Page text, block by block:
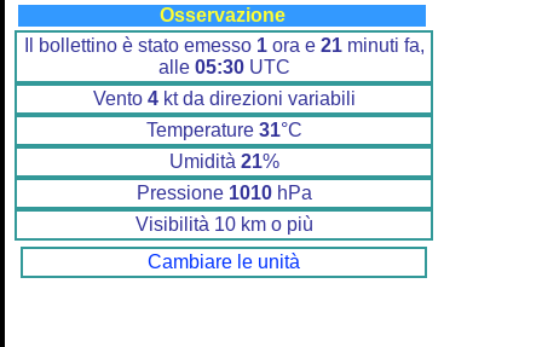
Osservazione
Il bollettino è stato emesso 1ora e 21minuti fa,
alle 05:30UTC
Vento 4kt da direzioni variabili
Temperature 31°C
Umidità 21%
Pressione 1010hPa
Visibilità 10 km o più
Cambiare le unità